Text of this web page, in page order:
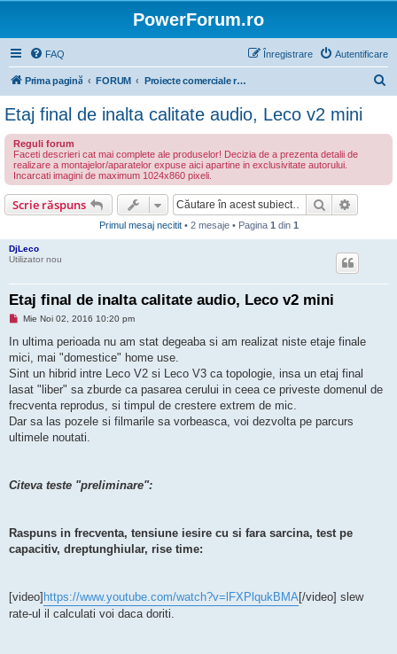
PowerForum.ro
FAQ Autentificare
Înregistrare
Prima pagină FORUM Proiecte comerciale realizate de membrii Power Forum
r
Etaj final de inalta calitate audio, Leco v2 mini
Reguli forum
Faceti descrieri cat mai complete ale produselor! Decizia de a prezenta detalii de
realizare a montajelor/aparatelor expuse aici apartine in exclusivitate autorului.
Incarcati imagini de maximum 1024x860 pixeli.
Scrie răspuns Căutare
Primul mesaj necitit• 2 mesaje • Pagina 1 din 1
DjLeco
Utilizator nou
Etaj final de inalta calitate audio, Leco v2 mini
M
s
j
n
c
i
i
t
Mie Noi 02, 2016 10:20 pm
In ultima perioada nu am stat degeaba si am realizat niste etaje finale
mici, mai "domestice" home use.
Sint un hibrid intre Leco V2 si Leco V3 ca topologie, insa un etaj final
lasat "liber" sa zburde ca pasarea cerului in ceea ce priveste domenul de
frecventa reprodus, si timpul de crestere extrem de mic.
Dar sa las pozele si filmarile sa vorbeasca, voi dezvolta pe parcurs
ultimele noutati.
Citeva teste "preliminare":
Raspuns in frecventa, tensiune iesire cu si fara sarcina, test pe
capacitiv, dreptunghiular, rise time:
[video] https://www.youtube.com/watch?v=lFXPlqukBMA[/video] slew
rate-ul il calculati voi daca doriti.